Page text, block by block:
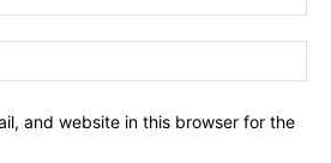
and website in this browser for the